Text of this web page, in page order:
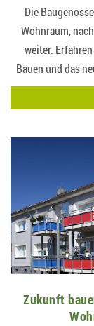
Die
Wohnraum,
weiter.
Bauen und das
Zukunft